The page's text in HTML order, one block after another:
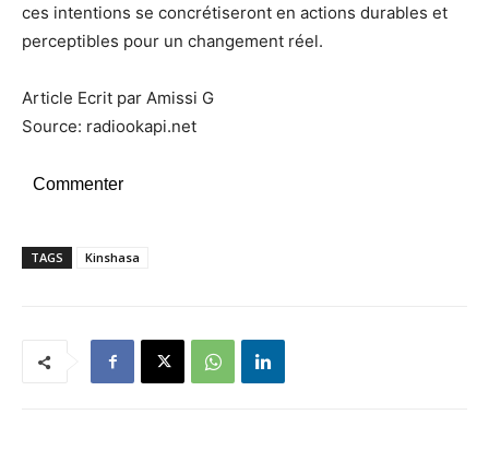
ces intentions se concrétiseront en actions durables et
perceptibles pour un changement réel.
Article Ecrit par Amissi G
Source: radiookapi.net
Commenter
TAGS Kinshasa